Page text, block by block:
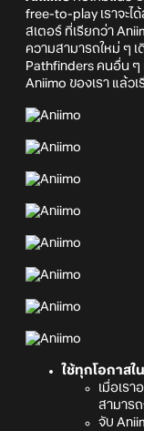
free-to-play เราจะ
สเตอร์ ที่เรียกว่า
ความสามารถใหม่ ๆ
Pathfinders คนอื่น ๆ
Aniimo ของเรา แล้
ใช้ทุกโอกาสใ
เมื่อเร
สามาร
จับ